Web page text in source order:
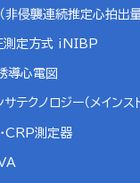
非侵襲連続推定心拍出量
測定方式 iNIBP
導心電図
サテクノロジー（メインス
CRP測定器